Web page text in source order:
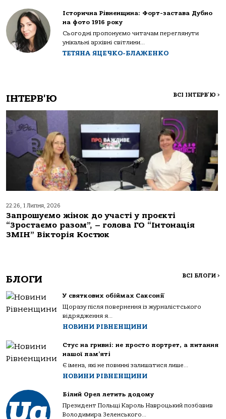
Історична Рівненщина: Форт-застава Дубно
на фото 1916 року
Сьогодні пропонуємо читачам переглянути
унікальні архівні світлини...
ТЕТЯНА ЯЦЕЧКО-БЛАЖЕНКО
ІНТЕРВ'Ю ВСІ ІНТЕРВ'Ю >
22:26, 1 Липня, 2026
Запрошуємо жінок до участі у проєкті
“Зростаємо разом”, – голова ГО “Інтонація
ЗМІН” Вікторія Костюк
БЛОГИ ВСІ БЛОГИ >
У святкових обіймах Саксонії
Щоразу після повернення із журналістського
відрядження я...
НОВИНИ РІВНЕНЩИНИ
Стус на гривні: не просто портрет, а питання
нашої пам’яті
Є імена, які не повинні залишатися лише...
НОВИНИ РІВНЕНЩИНИ
Білий Орел летить додому
Президент Польщі Кароль Навроцький позбавив
Володимира Зеленського...